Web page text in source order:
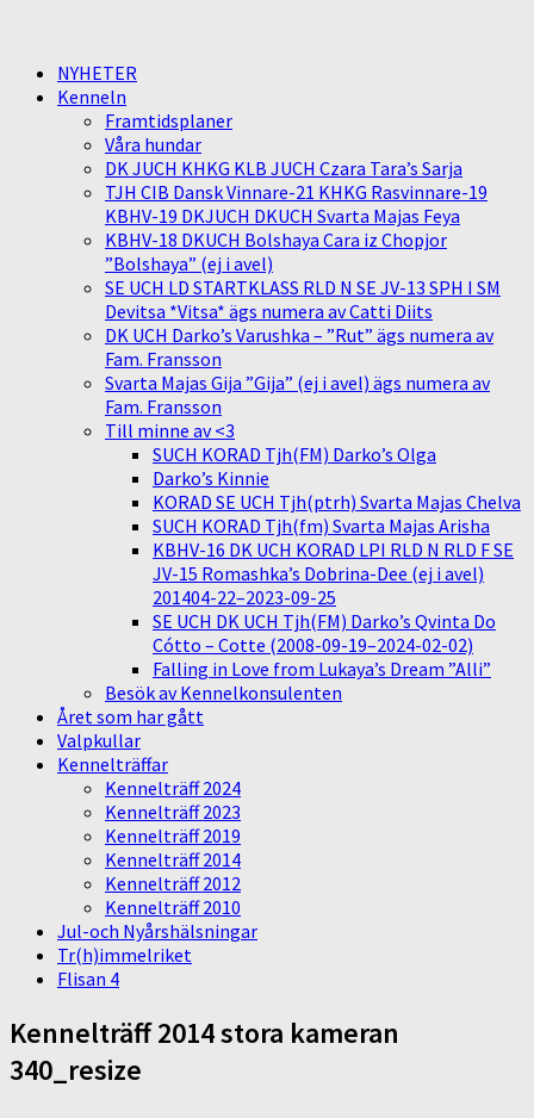
NYHETER
Kenneln
Framtidsplaner
Våra hundar
DK JUCH KHKG KLB JUCH Czara Tara’s Sarja
TJH CIB Dansk Vinnare-21 KHKG Rasvinnare-19
KBHV-19 DKJUCH DKUCH Svarta Majas Feya
KBHV-18 DKUCH Bolshaya Cara iz Chopjor
”Bolshaya” (ej i avel)
SE UCH LD STARTKLASS RLD N SE JV-13 SPH I SM
Devitsa *Vitsa* ägs numera av Catti Diits
DK UCH Darko’s Varushka – ”Rut” ägs numera av
Fam. Fransson
Svarta Majas Gija ”Gija” (ej i avel) ägs numera av
Fam. Fransson
Till minne av <3
SUCH KORAD Tjh(FM) Darko’s Olga
Darko’s Kinnie
KORAD SE UCH Tjh(ptrh) Svarta Majas Chelva
SUCH KORAD Tjh(fm) Svarta Majas Arisha
KBHV-16 DK UCH KORAD LPI RLD N RLD F SE
JV-15 Romashka’s Dobrina-Dee (ej i avel)
201404-22–2023-09-25
SE UCH DK UCH Tjh(FM) Darko’s Qvinta Do
Cótto – Cotte (2008-09-19–2024-02-02)
Falling in Love from Lukaya’s Dream ”Alli”
Besök av Kennelkonsulenten
Året som har gått
Valpkullar
Kennelträffar
Kennelträff 2024
Kennelträff 2023
Kennelträff 2019
Kennelträff 2014
Kennelträff 2012
Kennelträff 2010
Jul-och Nyårshälsningar
Tr(h)immelriket
Flisan 4
Kennelträff 2014 stora kameran
340_resize